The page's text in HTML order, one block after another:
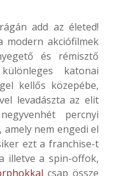
add az életed!
modern akciófilmek
és rémisztő
katonai
kellős közepébe,
levadászta az elit
percnyi
nem engedi el
ezt a franchise-t
illetve a spin-offok,
csap össze